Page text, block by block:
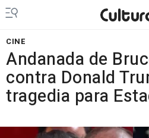
CINE
Andanada de
contra Donald
tragedia para